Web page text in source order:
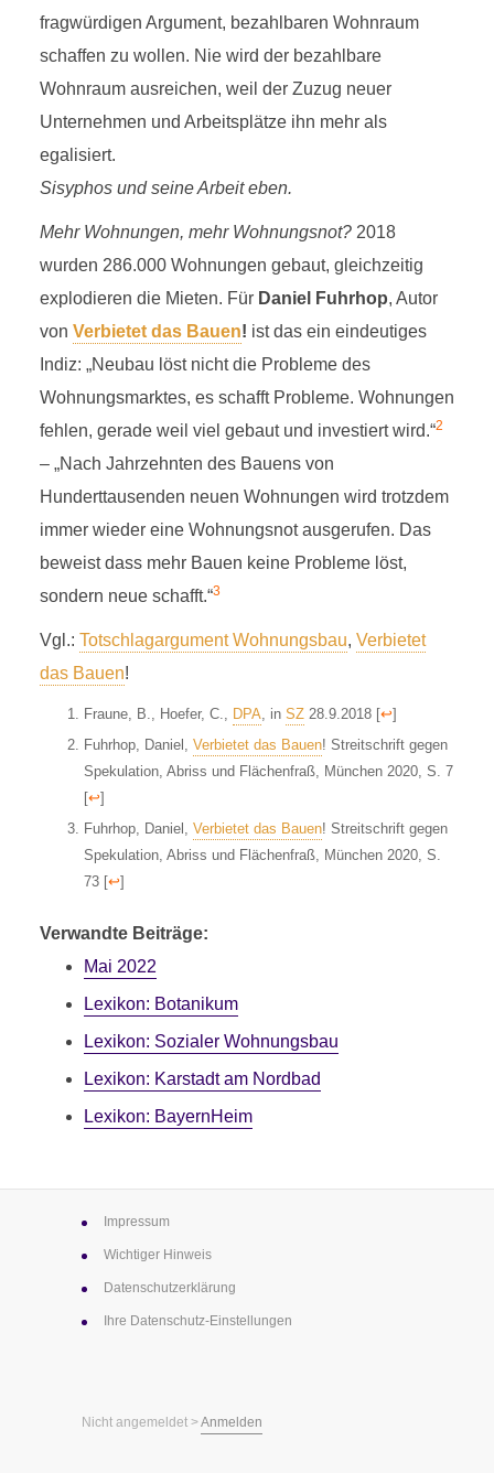
fragwürdigen Argument, bezahlbaren Wohnraum
schaffen zu wollen. Nie wird der bezahlbare
Wohnraum ausreichen, weil der Zuzug neuer
Unternehmen und Arbeitsplätze ihn mehr als
egalisiert.
Sisyphos und seine Arbeit eben.
Mehr Wohnungen, mehr Wohnungsnot? 2018
wurden 286.000 Wohnungen gebaut, gleichzeitig
explodieren die Mieten. Für Daniel Fuhrhop, Autor
von Verbietet das Bauen! ist das ein eindeutiges
Indiz: „Neubau löst nicht die Probleme des
Wohnungsmarktes, es schafft Probleme. Wohnungen
fehlen, gerade weil viel gebaut und investiert wird.“2
– „Nach Jahrzehnten des Bauens von
Hunderttausenden neuen Wohnungen wird trotzdem
immer wieder eine Wohnungsnot ausgerufen. Das
beweist dass mehr Bauen keine Probleme löst,
sondern neue schafft.“3
Vgl.: Totschlagargument Wohnungsbau, Verbietet
das Bauen!
Fraune, B., Hoefer, C., DPA, in SZ28.9.2018[↩]
Fuhrhop, Daniel, Verbietet das Bauen! Streitschrift gegen
Spekulation, Abriss und Flächenfraß, München 2020, S. 7
[↩]
Fuhrhop, Daniel, Verbietet das Bauen! Streitschrift gegen
Spekulation, Abriss und Flächenfraß, München 2020, S.
73[↩]
Verwandte Beiträge:
Mai 2022
Lexikon: Botanikum
Lexikon: Sozialer Wohnungsbau
Lexikon: Karstadt am Nordbad
Lexikon: BayernHeim
Impressum
Wichtiger Hinweis
Datenschutz­erklärung
Ihre Datenschutz-Einstellungen
Nicht angemeldet >Anmelden